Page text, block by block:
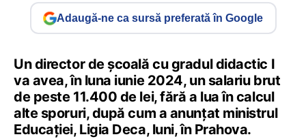
Adaugă-ne ca sursă preferată în Google
Un director de școală cu gradul didactic I
va avea, în luna iunie 2024, un salariu brut
de peste 11.400 de lei, fără a lua în calcul
alte sporuri, după cum a anunțat ministrul
Educației, Ligia Deca, luni, în Prahova.